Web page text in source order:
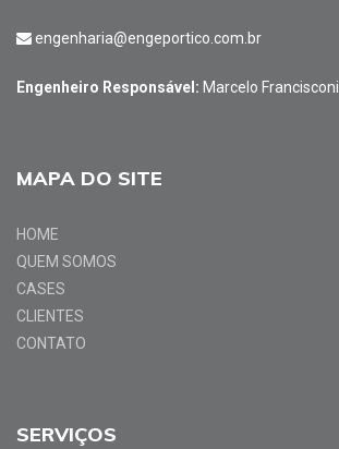
engenharia@engeportico.com.br
Engenheiro Responsável: Marcelo Francisconi
MAPA DO SITE
HOME
QUEM SOMOS
CASES
CLIENTES
CONTATO
SERVIÇOS